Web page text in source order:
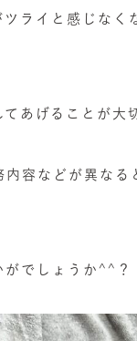
ライと感じな
あげることが大
容などが異な
でしょうか^^？